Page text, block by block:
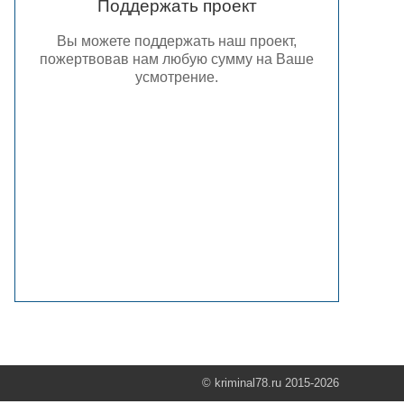
Поддержать проект
Вы можете поддержать наш проект,
пожертвовав нам любую сумму на Ваше
усмотрение.
© kriminal78.ru 2015-2026